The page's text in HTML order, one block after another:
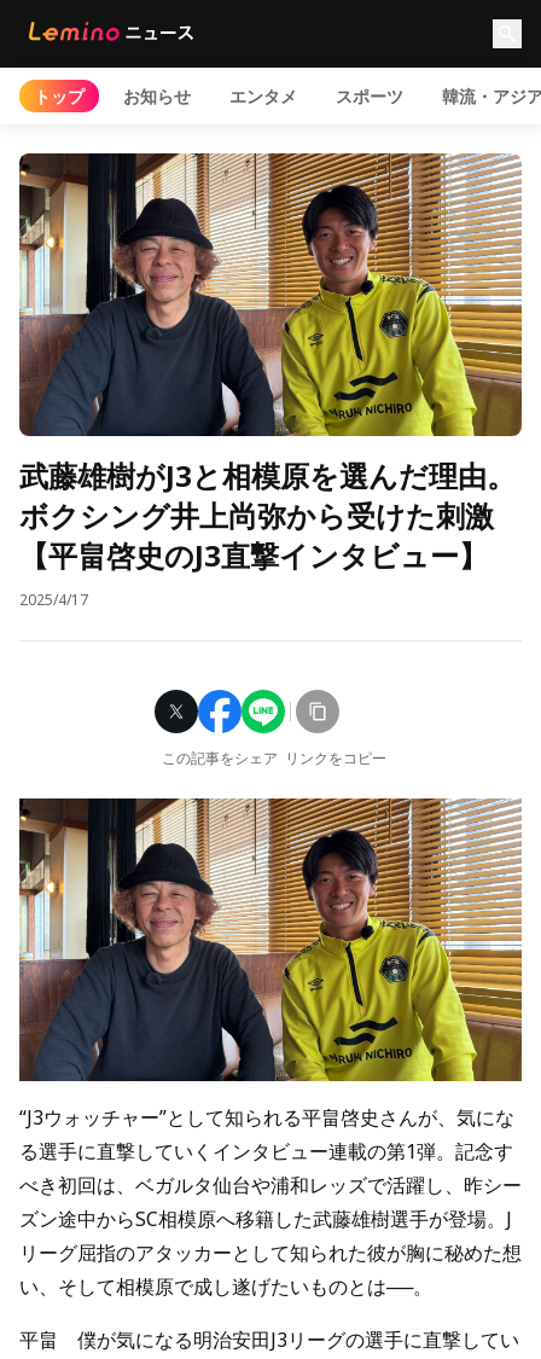
トップ お知らせ エンタメ スポーツ 韓流・アジ
武藤雄樹がJ3と相模原を選んだ理由。
ボクシング井上尚弥から受けた刺激
【平畠啓史のJ3直撃インタビュー】
2025/4/17
この記事をシェア リンクをコピー
“J3ウォッチャー”として知られる平畠啓史さんが、気にな
る選手に直撃していくインタビュー連載の第1弾。記念す
べき初回は、ベガルタ仙台や浦和レッズで活躍し、昨シー
ズン途中からSC相模原へ移籍した武藤雄樹選手が登場。J
リーグ屈指のアタッカーとして知られた彼が胸に秘めた想
い、そして相模原で成し遂げたいものとは──。
平畠 僕が気になる明治安田J3リーグの選手に直撃してい